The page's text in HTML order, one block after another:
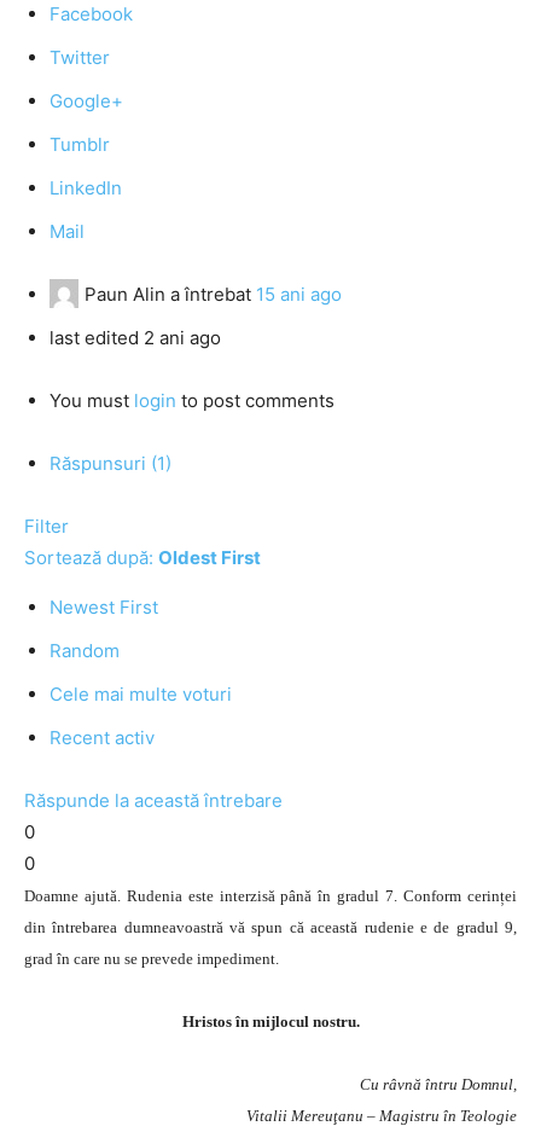
Facebook
Twitter
Google+
Tumblr
LinkedIn
Mail
Paun Alin a întrebat 15 ani ago
last edited 2 ani ago
You must login to post comments
Răspunsuri (1)
Filter
Sortează după: Oldest First
Newest First
Random
Cele mai multe voturi
Recent activ
Răspunde la această întrebare
0
0
Doamne ajută. Rudenia este interzisă până în gradul 7. Conform cerinței
din întrebarea dumneavoastră vă spun că această rudenie e de gradul 9,
grad în care nu se prevede impediment.
Hristos în mijlocul nostru.
Cu râvnă întru Domnul,
Vitalii Mereuţanu – Magistru în Teologie